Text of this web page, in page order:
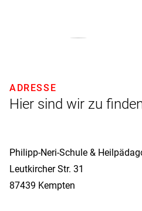
Hier sind wir zu
ADRESSE
Philipp-­Neri-­Schule &
Leutkircher Str. 31
87439 Kempten